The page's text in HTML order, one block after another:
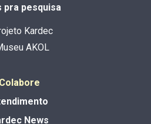
pra pesquisa
Kardec
AKOL
Colabore
News